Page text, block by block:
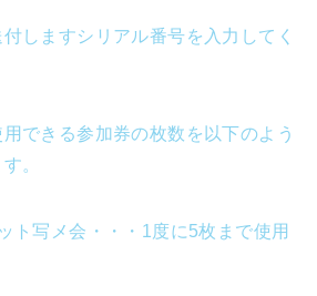
しますシリアル番号を入力してく
できる参加券の枚数を以下のよう
。
ト写メ会・・・1度に5枚まで使用